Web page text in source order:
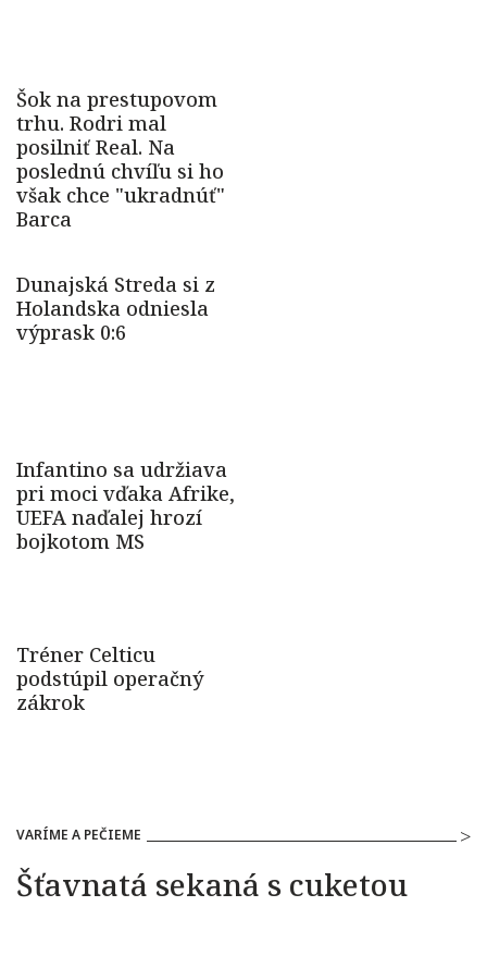
VARÍME A PEČIEME